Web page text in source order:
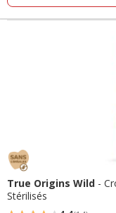
True Origins Wild -
Stérilisés